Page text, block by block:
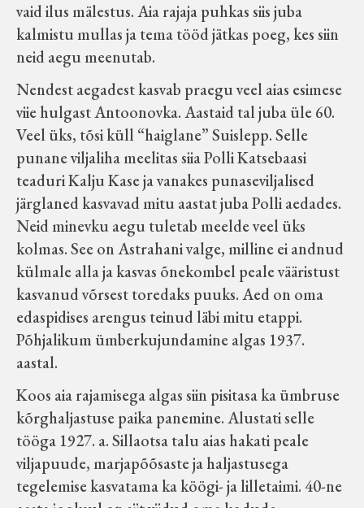
vaid ilus mälestus. Aia rajaja puhkas siis juba
kalmistu mullas ja tema tööd jätkas poeg, kes siin
neid aegu meenutab.
Nendest aegadest kasvab praegu veel aias esimese
viie hulgast Antoonovka. Aastaid tal juba üle 60.
Veel üks, tõsi küll “haiglane” Suislepp. Selle
punane viljaliha meelitas siia Polli Katsebaasi
teaduri Kalju Kase ja vanakes punaseviljalised
järglaned kasvavad mitu aastat juba Polli aedades.
Neid minevku aegu tuletab meelde veel üks
kolmas. See on Astrahani valge, milline ei andnud
külmale alla ja kasvas õnekombel peale vääristust
kasvanud võrsest toredaks puuks. Aed on oma
edaspidises arengus teinud läbi mitu etappi.
Põhjalikum ümberkujundamine algas 1937.
aastal.
Koos aia rajamisega algas siin pisitasa ka ümbruse
kõrghaljastuse paika panemine. Alustati selle
tööga 1927. a. Sillaotsa talu aias hakati peale
viljapuude, marjapõõsaste ja haljastusega
tegelemise kasvatama ka köögi- ja lilletaimi. 40-ne